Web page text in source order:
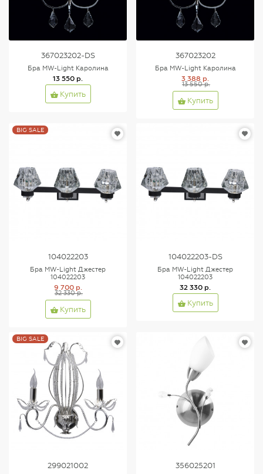
367023202-DS
Бра MW-Light Каролина
13 550 р.
Купить
367023202
Бра MW-Light Каролина
3 388 р.
13 550 р.
Купить
BIG SALE
104022203
Бра MW-Light Джестер
104022203
9 700 р.
32 330 р.
Купить
104022203-DS
Бра MW-Light Джестер
104022203
32 330 р.
Купить
BIG SALE
299021002 356025201